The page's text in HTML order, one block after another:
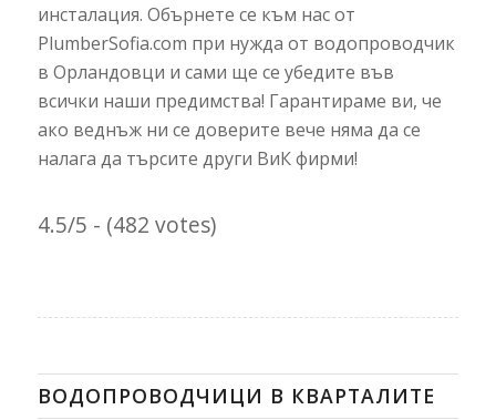
инсталация. Обърнете се към нас от
PlumberSofia.com при нужда от водопроводчик
в Орландовци и сами ще се убедите във
всички наши предимства! Гарантираме ви, че
ако веднъж ни се доверите вече няма да се
налага да търсите други ВиК фирми!
4.5/5 - (482 votes)
ВОДОПРОВОДЧИЦИ В КВАРТАЛИТЕ